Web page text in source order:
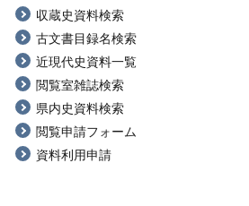
収蔵史資料検索
古文書目録名検索
近現代史資料一覧
閲覧室雑誌検索
県内史資料検索
閲覧申請フォーム
資料利用申請